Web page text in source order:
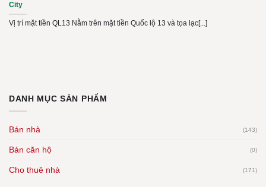
City
Vị trí mặt tiền QL13 Nằm trên mặt tiền Quốc lộ 13 và tọa lạc[...]
DANH MỤC SẢN PHẨM
Bán nhà (143)
Bán căn hộ (0)
Cho thuê nhà (171)